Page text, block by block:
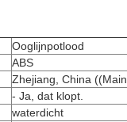
Ooglijnpotlood
ABS
Zhejiang, China
- Ja, dat klopt.
waterdicht